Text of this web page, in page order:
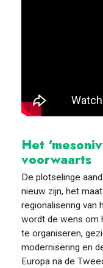
Het
voorwaarts
De plotselinge
nieuw zijn, het
regionalisering van
wordt de wens om
te organiseren,
modernisering en
Europa na de